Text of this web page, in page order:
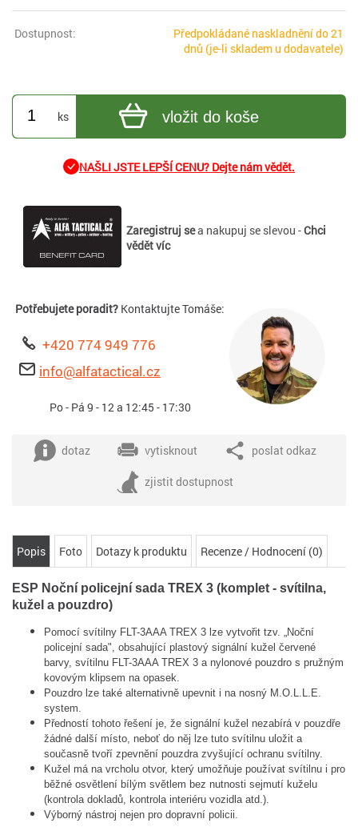
Dostupnost:
Předpokládané naskladnění do 21
dnů (je-li skladem u dodavatele)
ks vložit do koše
NAŠLI JSTE LEPŠÍ CENU? Dejte nám vědět.
Zaregistruj sea nakupuj se slevou -Chci
vědět víc
Potřebujete poradit? Kontaktujte Tomáše:
+420 774 949 776
info@alfatactical.cz
Po - Pá 9 - 12 a 12:45 - 17:30
dotaz vytisknout poslat odkaz
zjistit dostupnost
Popis Foto Dotazy k produktu Recenze / Hodnocení (0)
ESP Noční policejní sada TREX 3 (komplet - svítilna,
kužel a pouzdro)
Pomocí svítilny FLT-3AAA TREX 3 lze vytvořit tzv. „Noční
policejní sada", obsahující plastový signální kužel červené
barvy, svítilnu FLT-3AAA TREX 3 a nylonové pouzdro s pružným
kovovým klipsem na opasek.
Pouzdro lze také alternativně upevnit i na nosný M.O.L.L.E.
system.
Předností tohoto řešení je, že signální kužel nezabírá v pouzdře
žádné další místo, neboť do něj lze tuto svítilnu uložit a
současně tvoří zpevnění pouzdra zvyšující ochranu svítilny.
Kužel má na vrcholu otvor, který umožňuje používat svítilnu i pro
běžné osvětlení bílým světlem bez nutnosti sejmutí kuželu
(kontrola dokladů, kontrola interiéru vozidla atd.).
Výborný nástroj nejen pro dopravní policii.